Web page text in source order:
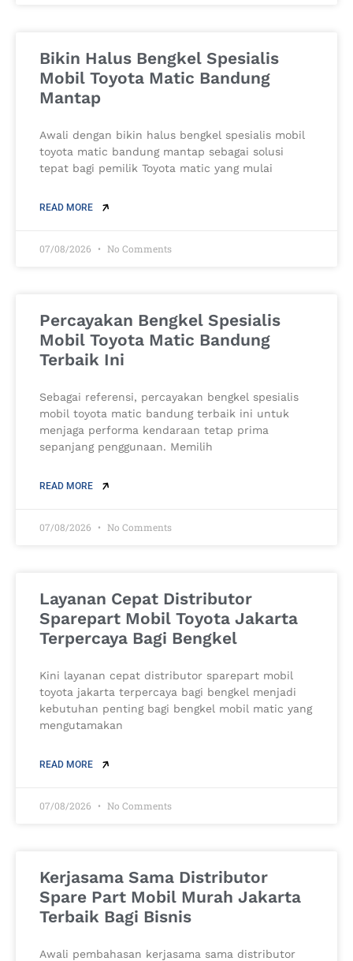
Bikin Halus Bengkel Spesialis
Mobil Toyota Matic Bandung
Mantap
Awali dengan bikin halus bengkel spesialis mobil
toyota matic bandung mantap sebagai solusi
tepat bagi pemilik Toyota matic yang mulai
READ MORE
07/08/2026 No Comments
Percayakan Bengkel Spesialis
Mobil Toyota Matic Bandung
Terbaik Ini
Sebagai referensi, percayakan bengkel spesialis
mobil toyota matic bandung terbaik ini untuk
menjaga performa kendaraan tetap prima
sepanjang penggunaan. Memilih
READ MORE
07/08/2026 No Comments
Layanan Cepat Distributor
Sparepart Mobil Toyota Jakarta
Terpercaya Bagi Bengkel
Kini layanan cepat distributor sparepart mobil
toyota jakarta terpercaya bagi bengkel menjadi
kebutuhan penting bagi bengkel mobil matic yang
mengutamakan
READ MORE
07/08/2026 No Comments
Kerjasama Sama Distributor
Spare Part Mobil Murah Jakarta
Terbaik Bagi Bisnis
Awali pembahasan kerjasama sama distributor